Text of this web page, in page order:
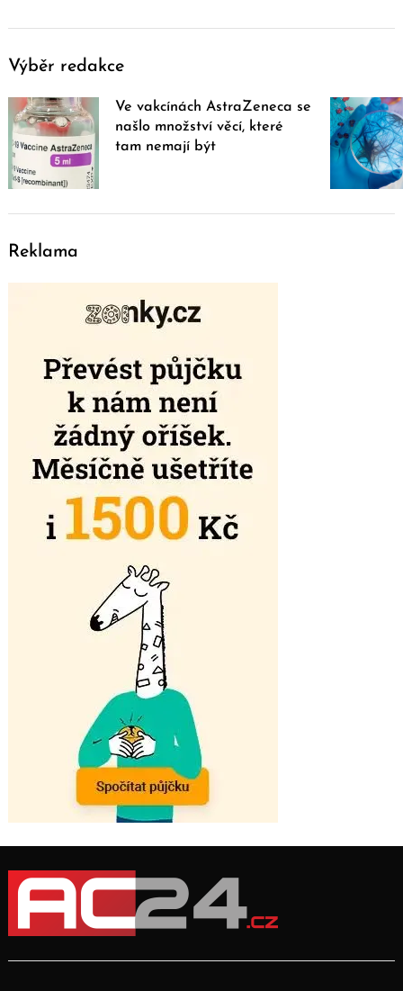
Výběr redakce
Ve vakcínách AstraZeneca se
našlo množství věcí, které
tam nemají být
Reklama